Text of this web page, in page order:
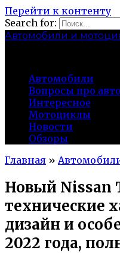
Перейти к контенту
Search for:
Автомобили и
Автомобили
Вопросы про авто
Интересное
Мотоциклы
Новости
Обзоры
Главная »
Новый Nissan
технические
дизайн и
2022 года,